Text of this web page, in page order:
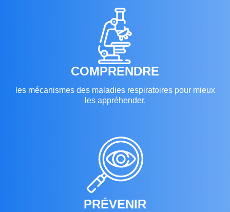
COMPRENDRE
les mécanismes des maladies respiratoires pour mieux
les appréhender.
PRÉVENIR